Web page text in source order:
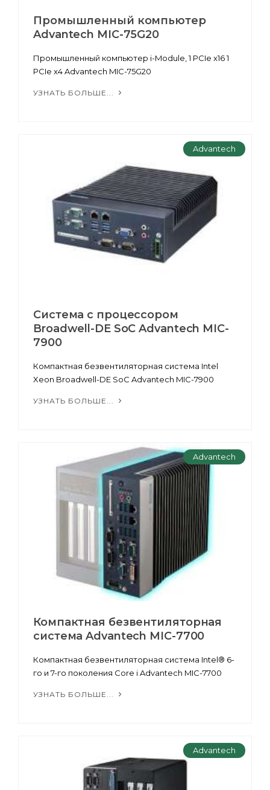
Промышленный компьютер
Advantech MIC-75G20
Промышленный компьютер i-Module, 1 PCIe x16 1
PCIe x4 Advantech MIC-75G20
УЗНАТЬ БОЛЬШЕ...
Advantech
Система с процессором
Broadwell-DE SoC Advantech MIC-
7900
Компактная безвентиляторная система Intel
Xeon Broadwell-DE SoC Advantech MIC-7900
УЗНАТЬ БОЛЬШЕ...
Advantech
Компактная безвентиляторная
система Advantech MIC-7700
Компактная безвентиляторная система Intel® 6-
го и 7-го поколения Core i Advantech MIC-7700
УЗНАТЬ БОЛЬШЕ...
Advantech